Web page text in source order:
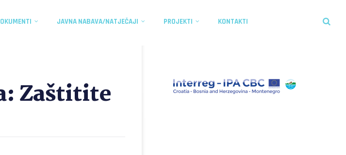
JAVNA NABAVA/NATJEČAJI PROJEKTI KONTAKTI
Zaštitite